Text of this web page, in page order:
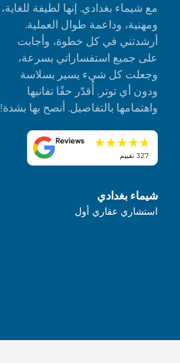
مع شيماء بغدادي. إنها لطيفة للغاية،
ومهنية، وداعمة طوال العملية.
أرشدتني في كل خطوة، وأجابت
على جميع استفساراتي بسرعة،
وجعلت كل شيء يسير بسلاسة
ودون أي توتر. أُقدّر حقًا تفانيها
واهتمامها بالتفاصيل. أنصح بها بشدة!
327 تقييم
شيماء بغدادي
استشاري عقاري أول